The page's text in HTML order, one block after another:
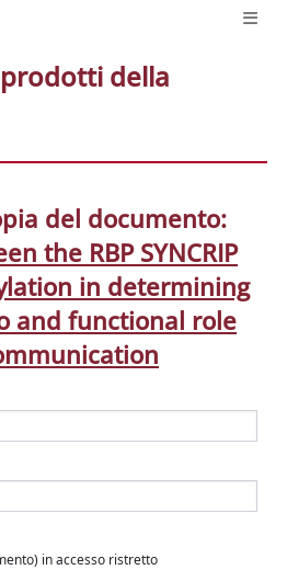
della
del documento:
the RBP SYNCRIP
in determining
and functional role
in accesso ristretto